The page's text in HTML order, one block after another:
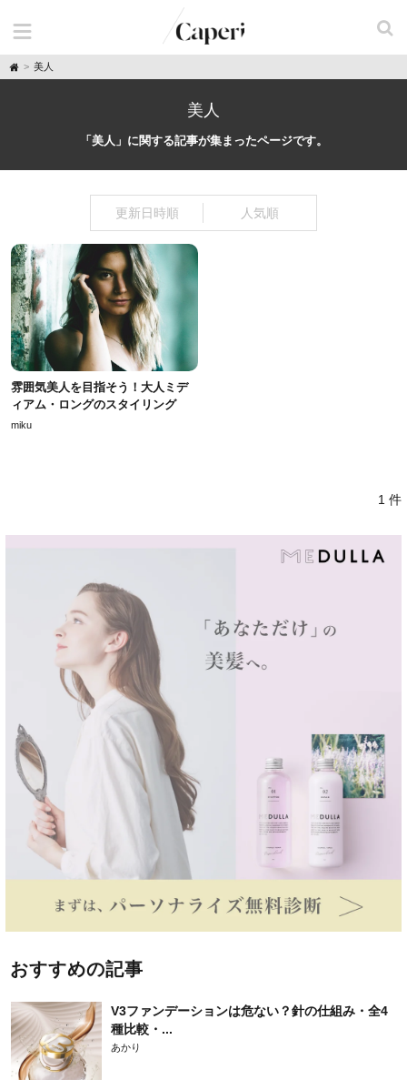
H
o
美人
美人
「美人」に関する記事が集まったページです。
更新日時順 人気順
雰囲気美人を目指そう！大人ミデ
ィアム・ロングのスタイリング
miku
1 件
おすすめの記事
V3ファンデーションは危ない？針の仕組み・全4
種比較・...
あかり